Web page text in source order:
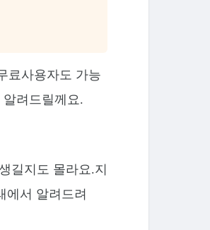
료사용자도 가능
알려드릴께요.
길지도 몰라요.지
에서 알려드려